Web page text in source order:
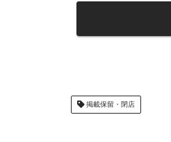
掲載保留・閉店